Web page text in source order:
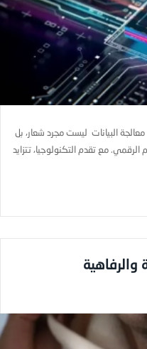
البيانات ليست مجرد شعار، بل
مع تقدم التكنولوجيا، تتزايد
والرفاهية